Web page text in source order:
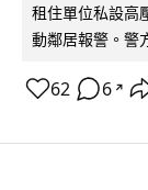
租住單位私設高
動鄰居報警。警
62 6 ↗